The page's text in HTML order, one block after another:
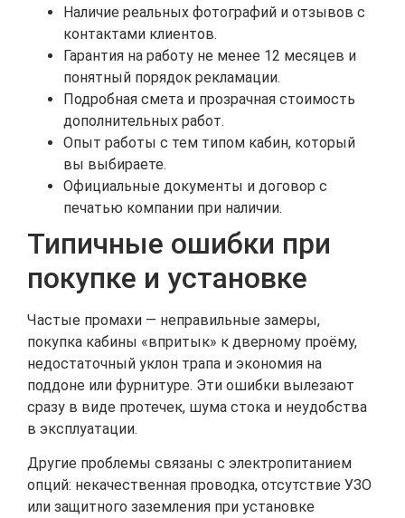
Наличие реальных фотографий и отзывов с
контактами клиентов.
Гарантия на работу не менее 12 месяцев и
понятный порядок рекламации.
Подробная смета и прозрачная стоимость
дополнительных работ.
Опыт работы с тем типом кабин, который
вы выбираете.
Официальные документы и договор с
печатью компании при наличии.
Типичные ошибки при
покупке и установке
Частые промахи — неправильные замеры,
покупка кабины «впритык» к дверному проёму,
недостаточный уклон трапа и экономия на
поддоне или фурнитуре. Эти ошибки вылезают
сразу в виде протечек, шума стока и неудобства
в эксплуатации.
Другие проблемы связаны с электропитанием
опций: некачественная проводка, отсутствие УЗО
или защитного заземления при установке